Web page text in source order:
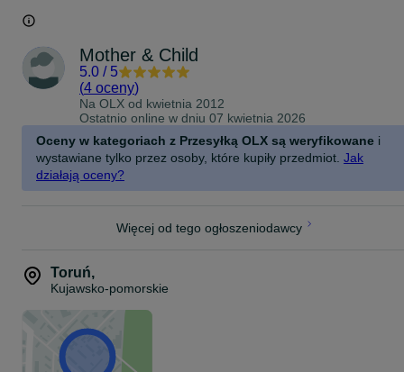
Mother & Child
5.0 / 5
(4 oceny)
Na OLX od kwietnia 2012
Ostatnio online w dniu 07 kwietnia 2026
Oceny w kategoriach z Przesyłką OLX są weryfikowane i
wystawiane tylko przez osoby, które kupiły przedmiot. Jak
działają oceny?
Więcej od tego ogłoszeniodawcy
Toruń,
Kujawsko-pomorskie